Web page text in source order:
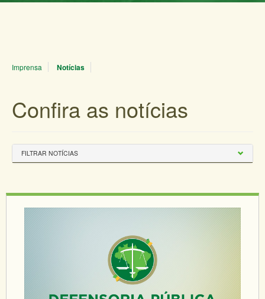
Imprensa Notícias
Confira as notícias
FILTRAR NOTÍCIAS